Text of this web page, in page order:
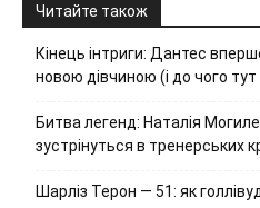
Читайте також
Кінець інтриги: Дантес
новою дівчиною (і до чого
Битва легенд: Наталія
зустрінуться в тренерських
Шарліз Терон — 51: як